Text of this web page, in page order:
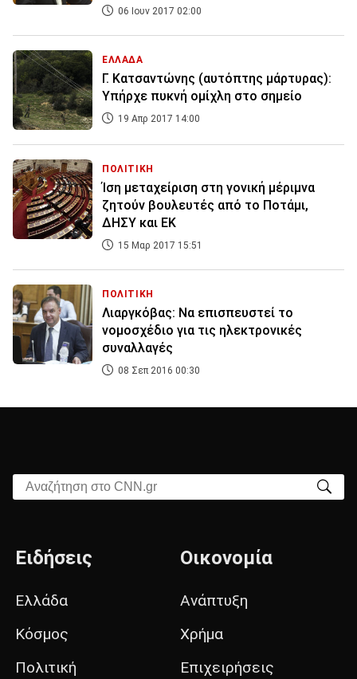
06 Ιουν 2017 02:00
ΕΛΛΑΔΑ
Γ. Κατσαντώνης (αυτόπτης μάρτυρας):
Υπήρχε πυκνή ομίχλη στο σημείο
19 Απρ 2017 14:00
ΠΟΛΙΤΙΚΗ
Ίση μεταχείριση στη γονική μέριμνα
ζητούν βουλευτές από το Ποτάμι,
ΔΗΣΥ και ΕΚ
15 Μαρ 2017 15:51
ΠΟΛΙΤΙΚΗ
Λιαργκόβας: Να επισπευστεί το
νομοσχέδιο για τις ηλεκτρονικές
συναλλαγές
08 Σεπ 2016 00:30
Αναζήτηση στο CNN.gr
Ειδήσεις
Ελλάδα
Κόσμος
Πολιτική
Οικονομία
Ανάπτυξη
Χρήμα
Επιχειρήσεις